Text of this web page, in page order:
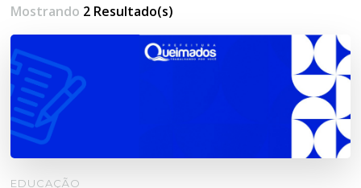
Mostrando 2 Resultado(s)
EDUCAÇÃO